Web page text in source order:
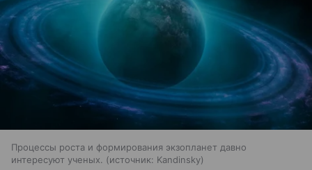
Процессы роста и формирования экзопланет давно
интересуют ученых.
источник: Kandinsky